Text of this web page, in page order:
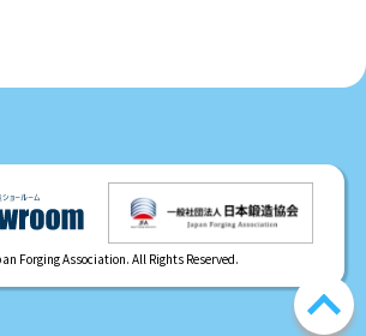
Forging Association. All Rights Reserved.